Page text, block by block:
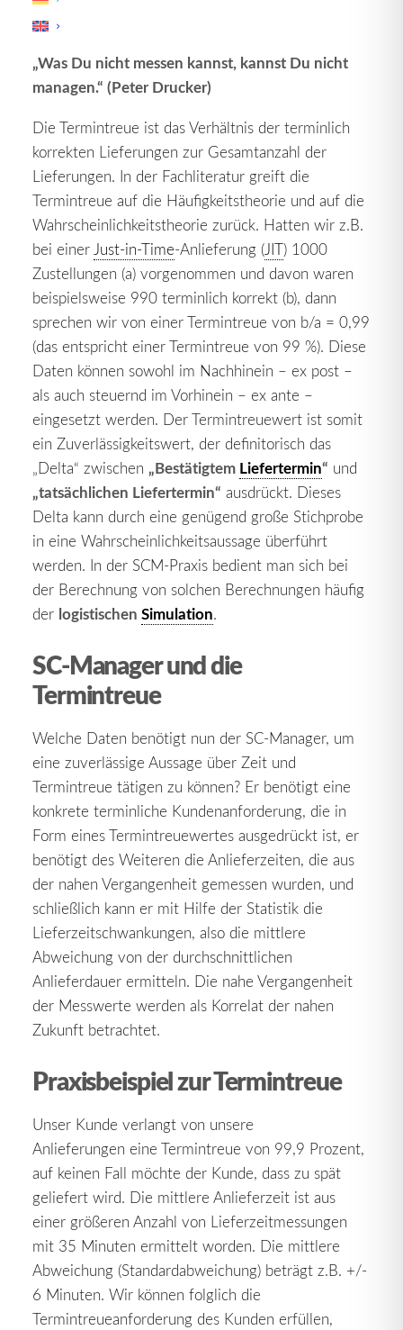
wird.
„Was Du nicht messen kannst, kannst Du nicht
managen.“ (Peter Drucker)
Die Termintreue ist das Verhältnis der terminlich
korrekten Lieferungen zur Gesamtanzahl der
Lieferungen. In der Fachliteratur greift die
Termintreue auf die Häufigkeitstheorie und auf die
Wahrscheinlichkeitstheorie zurück. Hatten wir z.B.
bei einerJust-in-Time-Anlieferung (JIT) 1000
Zustellungen (a) vorgenommen und davon waren
beispielsweise 990 terminlich korrekt (b), dann
sprechen wir von einer Termintreue von b/a = 0,99
(das entspricht einer Termintreue von 99 %). Diese
Daten können sowohl im Nachhinein – ex post –
als auch steuernd im Vorhinein – ex ante –
eingesetzt werden. Der Termintreuewert ist somit
ein Zuverlässigkeitswert, der definitorisch das
„Delta“ zwischen „Bestätigtem Liefertermin“ und
„tatsächlichen Liefertermin“ ausdrückt. Dieses
Delta kann durch eine genügend große Stichprobe
in eine Wahrscheinlichkeitsaussage überführt
werden. In der SCM-Praxis bedient man sich bei
der Berechnung von solchen Berechnungen häufig
der logistischen Simulation.
SC-Manager und die
Termintreue
Welche Daten benötigt nun der SC-Manager, um
eine zuverlässige Aussage über Zeit und
Termintreue tätigen zu können? Er benötigt eine
konkrete terminliche Kundenanforderung, die in
Form eines Termintreuewertes ausgedrückt ist, er
benötigt des Weiteren die Anlieferzeiten, die aus
der nahen Vergangenheit gemessen wurden, und
schließlich kann er mit Hilfe der Statistik die
Lieferzeitschwankungen, also die mittlere
Abweichung von der durchschnittlichen
Anlieferdauer ermitteln. Die nahe Vergangenheit
der Messwerte werden als Korrelat der nahen
Zukunft betrachtet.
Praxisbeispiel zur Termintreue
Unser Kunde verlangt von unsere
Anlieferungen eine Termintreue von 99,9 Prozent,
auf keinen Fall möchte der Kunde, dass zu spät
geliefert wird. Die mittlere Anlieferzeit ist aus
einer größeren Anzahl von Lieferzeitmessungen
mit 35 Minuten ermittelt worden. Die mittlere
Abweichung (Standardabweichung) beträgt z.B. +/-
6 Minuten. Wir können folglich die
Termintreueanforderung des Kunden erfüllen,